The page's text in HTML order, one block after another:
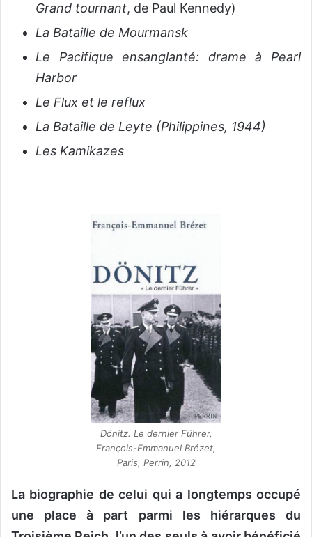
Grand tournant, de Paul Kennedy)
La Bataille de Mourmansk
Le Pacifique ensanglanté: drame à Pearl
Harbor
Le Flux et le reflux
La Bataille de Leyte (Philippines, 1944)
Les Kamikazes
Dönitz. Le dernier Führer,
François-Emmanuel Brézet,
Paris, Perrin, 2012
La biographie de celui qui a longtemps occupé
une place à part parmi les hiérarques du